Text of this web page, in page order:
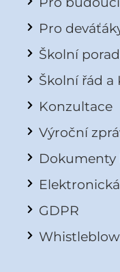
Pro
Školní
Školní řád a
Konzultace
Výroční
Dokumenty
GDPR